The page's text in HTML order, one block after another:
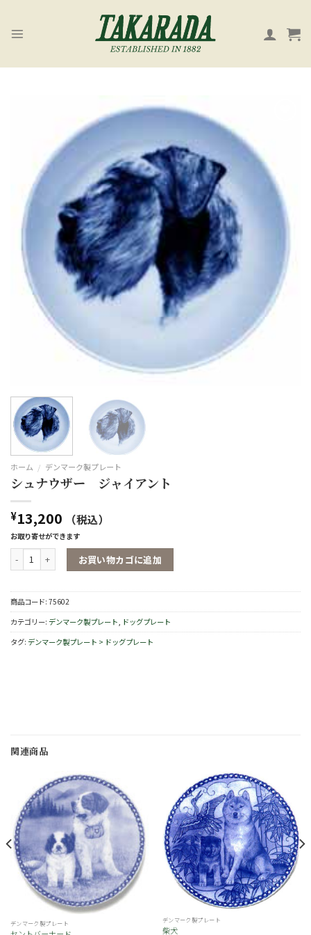
content
ホーム / デンマーク製プレート
シュナウザー ジャイアント
¥13,200 （税込）
お取り寄せができます
シュナウザー ジャイアント個お買い物カゴに追加
商品コード: 75602
カテゴリー: デンマーク製プレート, ドッグプレート
タグ: デンマーク製プレート > ドッグプレート
関連商品
お
気
に
入
り
デンマーク製プレート
お
気
に
入
り
デンマーク製プレート
柴犬